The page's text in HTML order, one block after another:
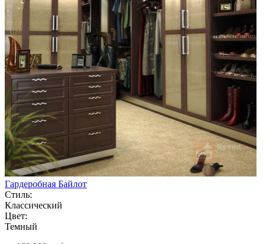
Гардеробная Байлот
Стиль:
Классический
Цвет:
Темный